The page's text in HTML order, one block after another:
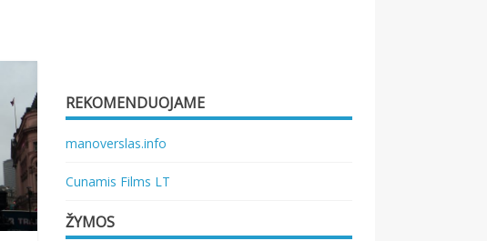
REKOMENDUOJAME
manoverslas.info
Cunamis Films LT
ŽYMOS